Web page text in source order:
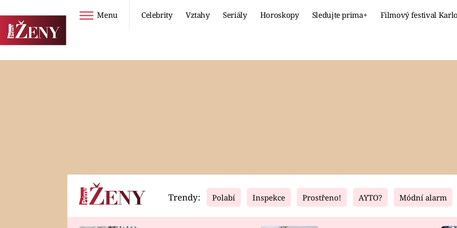
Menu Celebrity Vztahy Seriály Horoskopy Sledujte prima+ Filmový festival
Horoskopy Video Fresh Living
Trendy: Polabí Inspekce Prostřeno! AYTO? Módní alarm